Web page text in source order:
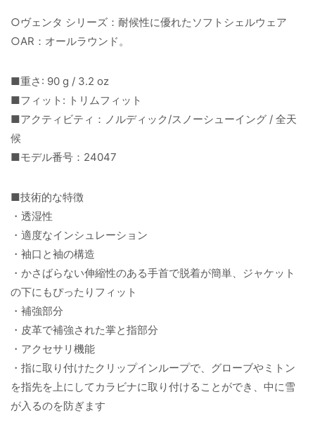
○ヴェンタ シリーズ：耐候性に優れたソフトシェルウェア
○AR：オールラウンド。
■重さ: 90 g / 3.2 oz
■フィット: トリムフィット
■アクティビティ：ノルディック/スノーシューイング / 全天
候
■モデル番号：24047
■技術的な特徴
・透湿性
・適度なインシュレーション
・袖口と袖の構造
・かさばらない伸縮性のある手首で脱着が簡単、ジャケット
の下にもぴったりフィット
・補強部分
・皮革で補強された掌と指部分
・アクセサリ機能
・指に取り付けたクリップインループで、グローブやミトン
を指先を上にしてカラビナに取り付けることができ、中に雪
が入るのを防ぎます